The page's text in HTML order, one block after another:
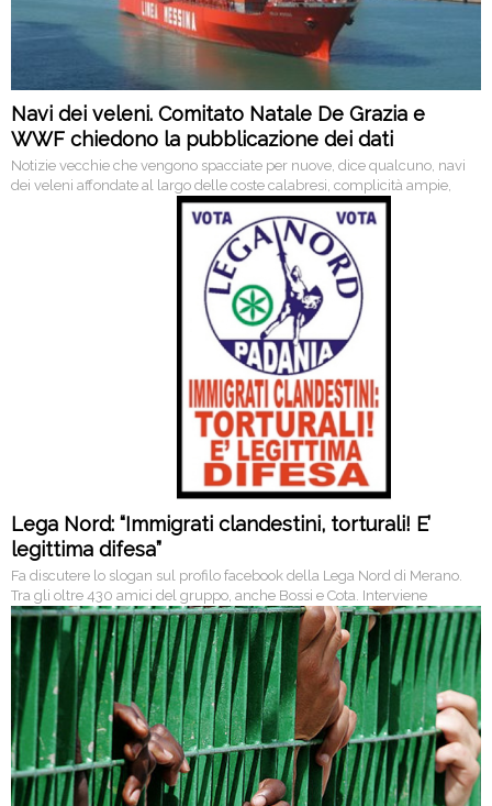
Navi dei veleni. Comitato Natale De Grazia e
WWF chiedono la pubblicazione dei dati
Notizie vecchie che vengono spacciate per nuove, dice qualcuno, navi
dei veleni affondate al largo delle coste calabresi, complicità ampie,
legali e illegali al tempo stesso, tutto passato attraverso le mani sporche
Lega Nord: “Immigrati clandestini, torturali! E’
legittima difesa”
Fa discutere lo slogan sul profilo facebook della Lega Nord di Merano.
Tra gli oltre 430 amici del gruppo, anche Bossi e Cota. Interviene
l’Osservatorio Antiplagio.